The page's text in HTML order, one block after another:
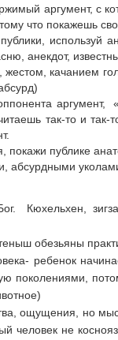
аргумент, с
что покажешь
используй
анекдот,
качанием
аргумент,
так-то и так-
покажи публике
абсурдными
Кюхельхен,
обезьяны
ребенок
поколениями,
ощущения, но
человек не